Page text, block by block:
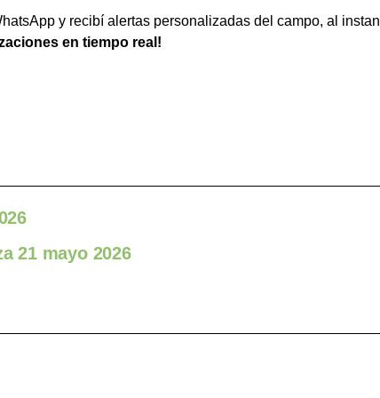
y recibí alertas personalizadas del campo, al
en tiempo real!
21 mayo 2026